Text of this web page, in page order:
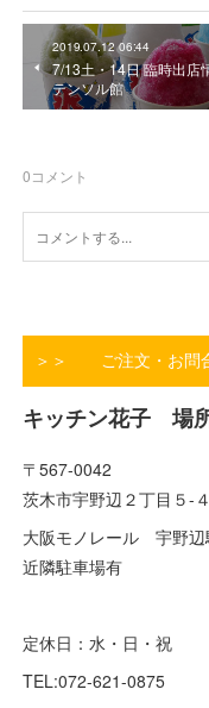
2019.07.12 06:44
7/13土・14日 臨時出店
テンソル館
0コメント
＞＞ ご注文・お問合
キッチン花子 場
〒567-0042
茨木市宇野辺２丁目５-
大阪モノレール 宇野
近隣駐車場有
定休日：水・日・祝
TEL:072-621-0875